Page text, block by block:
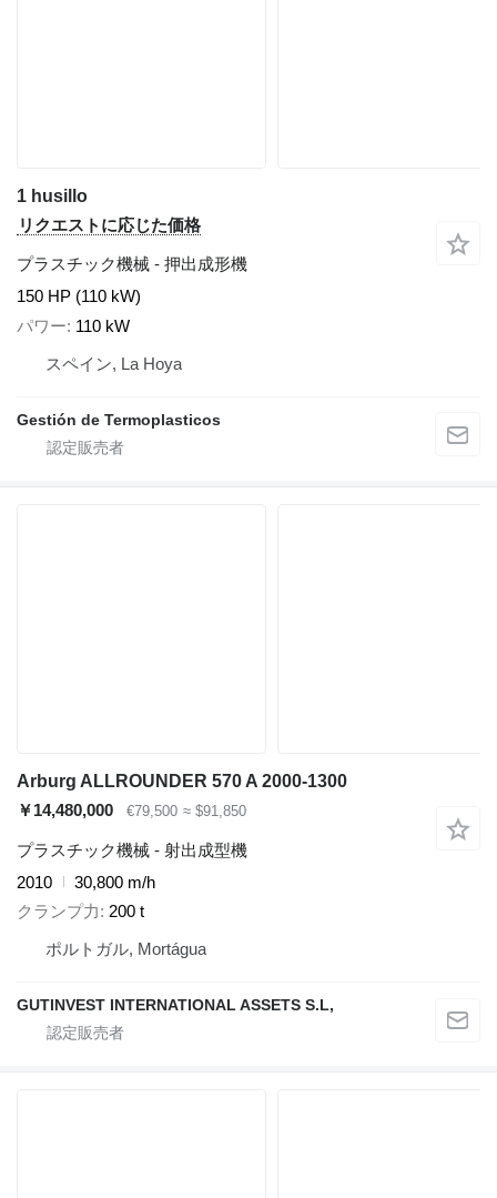
1 husillo
リクエストに応じた価格
プラスチック機械 - 押出成形機
150 HP (110 kW)
パワー 110 kW
スペイン, La Hoya
Gestión de Termoplasticos
Arburg ALLROUNDER 570 A 2000-1300
￥14,480,000
€79,500 ≈ $91,850
プラスチック機械 - 射出成型機
2010
30,800 m/h
クランプ力
200 t
ポルトガル, Mortágua
GUTINVEST INTERNATIONAL ASSETS S.L,